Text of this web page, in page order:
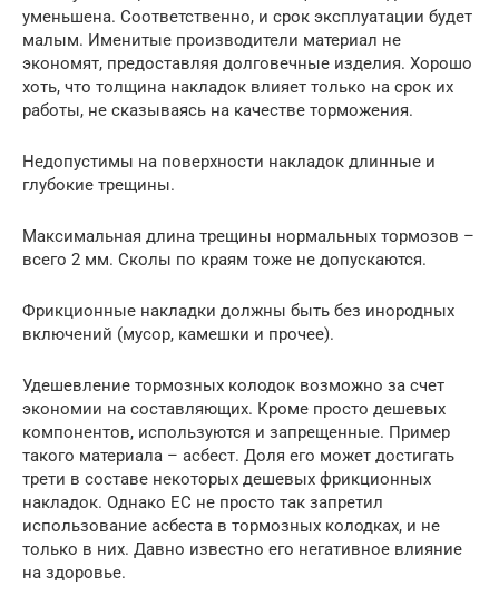
уменьшена. Соответственно, и срок эксплуатации будет
малым. Именитые производители материал не
экономят, предоставляя долговечные изделия. Хорошо
хоть, что толщина накладок влияет только на срок их
работы, не сказываясь на качестве торможения.
Недопустимы на поверхности накладок длинные и
глубокие трещины.
Максимальная длина трещины нормальных тормозов –
всего 2 мм. Сколы по краям тоже не допускаются.
Фрикционные накладки должны быть без инородных
включений (мусор, камешки и прочее).
Удешевление тормозных колодок возможно за счет
экономии на составляющих. Кроме просто дешевых
компонентов, используются и запрещенные. Пример
такого материала – асбест. Доля его может достигать
трети в составе некоторых дешевых фрикционных
накладок. Однако ЕС не просто так запретил
использование асбеста в тормозных колодках, и не
только в них. Давно известно его негативное влияние
на здоровье.